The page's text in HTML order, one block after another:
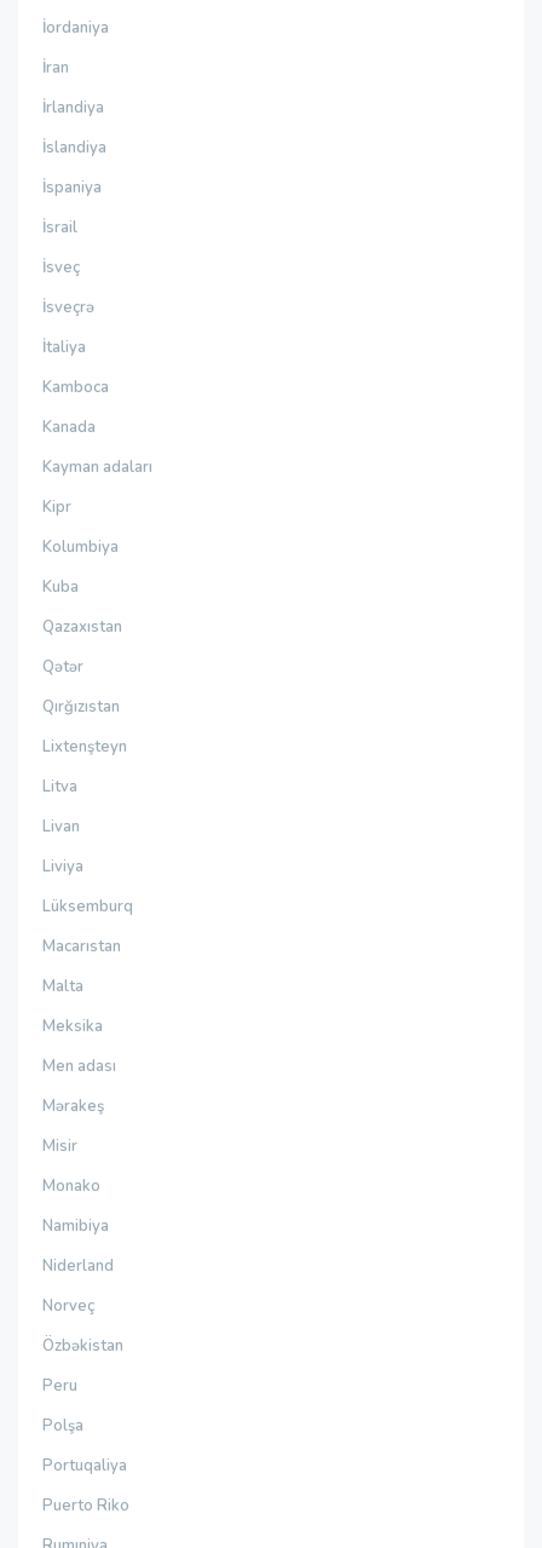
İordaniya
İran
İrlandiya
İslandiya
İspaniya
İsrail
İsveç
İsveçrə
İtaliya
Kamboca
Kanada
Kayman adaları
Kipr
Kolumbiya
Kuba
Qazaxıstan
Qətər
Qırğızıstan
Lixtenşteyn
Litva
Livan
Liviya
Lüksemburq
Macarıstan
Malta
Meksika
Men adası
Mərakeş
Misir
Monako
Namibiya
Niderland
Norveç
Özbəkistan
Peru
Polşa
Portuqaliya
Puerto Riko